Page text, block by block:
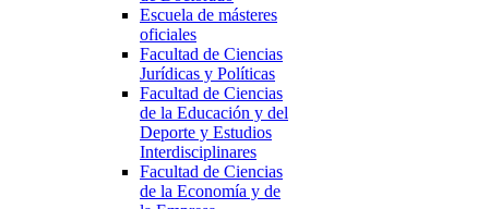
Escuela de másteres
oficiales
Facultad de Ciencias
Jurídicas y Políticas
Facultad de Ciencias
de la Educación y del
Deporte y Estudios
Interdisciplinares
Facultad de Ciencias
de la Economía y de